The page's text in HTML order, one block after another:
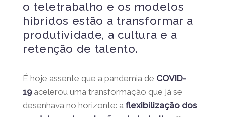
de como o teletrabalho e os
modelos híbridos estão a
transformar a produtividade, a
cultura e a retenção de
É hoje assente que a pandemia deCOVID-
19acelerou uma transformação que já se